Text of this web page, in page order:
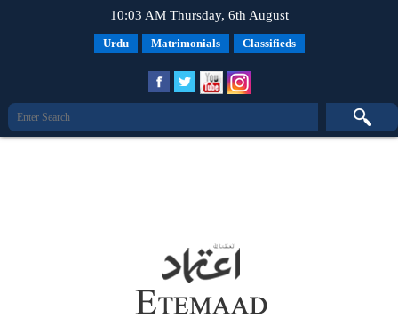
10:03 AM Thursday, 6th August
Urdu Matrimonials Classifieds